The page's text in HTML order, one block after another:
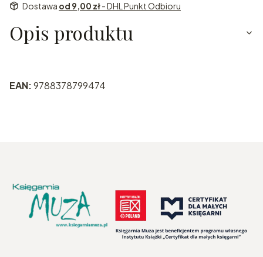
Dostawa od 9,00 zł- DHL Punkt Odbioru
Opis produktu
EAN:9788378799474